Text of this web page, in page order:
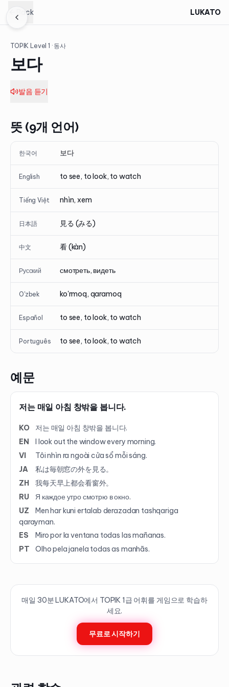
Back LUKATO
TOPIK Level1 · 동사
보다
발음 듣기
뜻 (9개 언어)
한국어 보다
English to see, to look, to watch
Tiếng Việt nhìn, xem
日本語 見る (みる)
中文 看 (kàn)
Русский смотреть, видеть
O'zbek ko'rmoq, qaramoq
Español to see, to look, to watch
Português to see, to look, to watch
예문
저는 매일 아침 창밖을 봅니다.
KO
저는 매일 아침 창밖을 봅니다.
EN
I look out the window every morning.
VI
Tôi nhìn ra ngoài cửa sổ mỗi sáng.
JA
私は毎朝窓の外を見る。
ZH
我每天早上都会看窗外。
RU
Я каждое утро смотрю в окно.
UZ
Men har kuni ertalab derazadan tashqariga
qarayman.
ES
Miro por la ventana todas las mañanas.
PT
Olho pela janela todas as manhãs.
매일 30분 LUKATO에서 TOPIK 1급 어휘를 게임으로 학습하
세요.
무료로 시작하기